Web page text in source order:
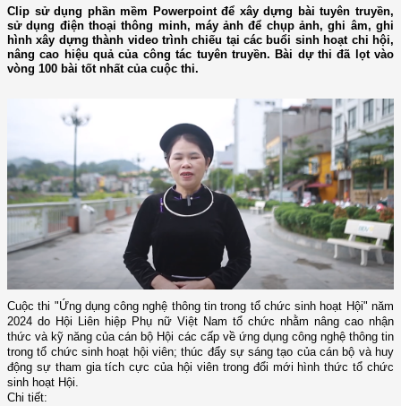
Clip sử dụng phần mềm Powerpoint để xây dựng bài tuyên truyền,
sử dụng điện thoại thông minh, máy ảnh để chụp ảnh, ghi âm, ghi
hình xây dựng thành video trình chiếu tại các buổi sinh hoạt chi hội,
nâng cao hiệu quả của công tác tuyên truyền. Bài dự thi đã lọt vào
vòng 100 bài tốt nhất của cuộc thi.
Cuộc thi "Ứng dụng công nghệ thông tin trong tổ chức sinh hoạt Hội" năm
2024 do Hội Liên hiệp Phụ nữ Việt Nam tổ chức nhằm nâng cao nhận
thức và kỹ năng của cán bộ Hội các cấp về ứng dụng công nghệ thông tin
trong tổ chức sinh hoạt hội viên; thúc đẩy sự sáng tạo của cán bộ và huy
động sự tham gia tích cực của hội viên trong đổi mới hình thức tổ chức
sinh hoạt Hội.
Chi tiết: